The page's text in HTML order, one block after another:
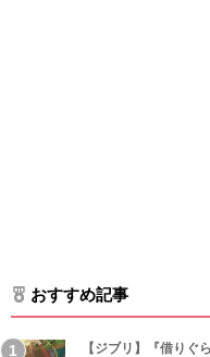
おすすめ記事
【ジブリ】『借りぐ